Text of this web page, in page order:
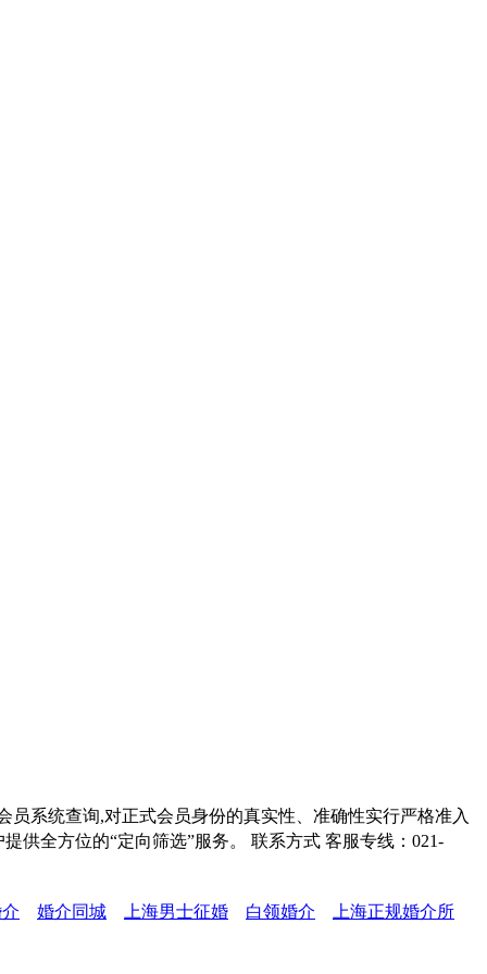
系统查询,对正式会员身份的真实性、准确性实行严格准入
供全方位的“定向筛选”服务。 联系方式 客服专线：021-
婚介同城 上海男士征婚 白领婚介 上海正规婚介所